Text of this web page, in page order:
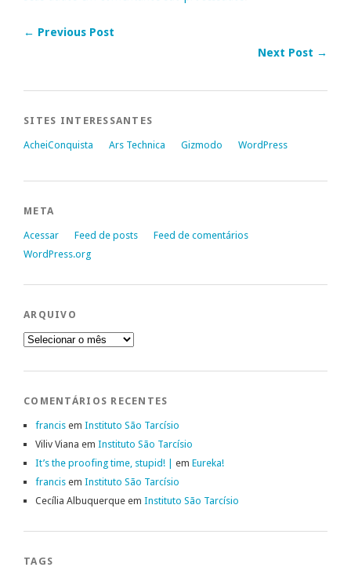
← Previous Post
Next Post →
SITES INTERESSANTES
AcheiConquista Ars Technica Gizmodo WordPress
META
Acessar Feed de posts
Feed de comentários
WordPress.org
ARQUIVO
Arquivo
COMENTÁRIOS RECENTES
francis em Instituto São Tarcísio
Viliv Viana em Instituto São Tarcísio
It’s the proofing time, stupid! | em Eureka!
francis em Instituto São Tarcísio
Cecília Albuquerque em Instituto São Tarcísio
TAGS